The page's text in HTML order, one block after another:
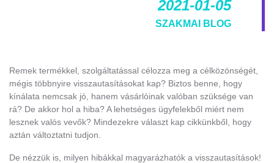
2021-01-05
SZAKMAI BLOG
Remek termékkel, szolgáltatással célozza meg a célközönségét,
mégis többnyire visszautasításokat kap? Biztos benne, hogy
kínálata nemcsak jó, hanem vásárlóinak valóban szüksége van
rá? De akkor hol a hiba? A lehetséges ügyfelekből miért nem
lesznek valós vevők? Mindezekre választ kap cikkünkből, hogy
aztán változtatni tudjon.
De nézzük is, milyen hibákkal magyarázhatók a visszautasítások!